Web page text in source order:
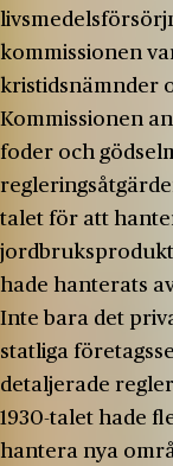
kommissionen
kristidsnämnder
Kommissionen
foder och
talet för att
hade hanterats
Inte bara det
statliga
detaljerade
1930-talet hade
hantera nya